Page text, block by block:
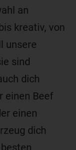
an
kreativ, von
unsere
sind
dich
einen Beef
einen
dich